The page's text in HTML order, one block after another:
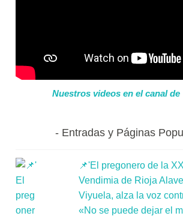
Nuestros videos en el canal de
Entradas y Páginas
📌'El pregonero de la
Vendimia de Rioja
Viyuela, alza la voz
«No se puede dejar el